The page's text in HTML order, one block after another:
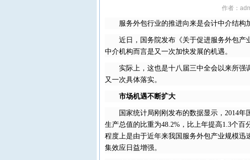
作者：
服务外包行业的推进向来是会计中介结构
近日，国务院发布《关于促进服务外包
中介机构而言是又一次加快发展的机遇。
实际上，这也是十八届三中全会以来所强
又一次具体落实。
市场机遇不断扩大
国家统计局刚刚发布的数据显示，2014
生产总值的比重为48.2%，比上年提高1.3个
程度上是由于近年来我国服务外包产业规模
集效应日益增强。